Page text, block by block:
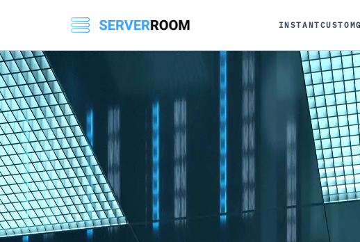
INSTANTCUSTOM